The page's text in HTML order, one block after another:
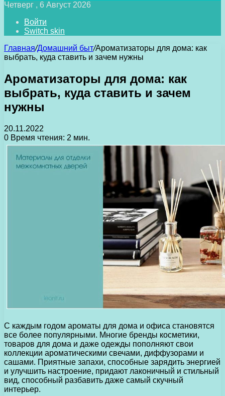
Четверг , 6 Август 2026
Войти
Switch skin
Главная/Домашний быт/Ароматизаторы для дома: как
выбрать, куда ставить и зачем нужны
Ароматизаторы для дома: как
выбрать, куда ставить и зачем
нужны
20.11.2022
0 Время чтения: 2 мин.
С каждым годом ароматы для дома и офиса становятся
все более популярными. Многие бренды косметики,
товаров для дома и даже одежды пополняют свои
коллекции ароматическими свечами, диффузорами и
сашами. Приятные запахи, способные зарядить энергией
и улучшить настроение, придают лаконичный и стильный
вид, способный разбавить даже самый скучный
интерьер.